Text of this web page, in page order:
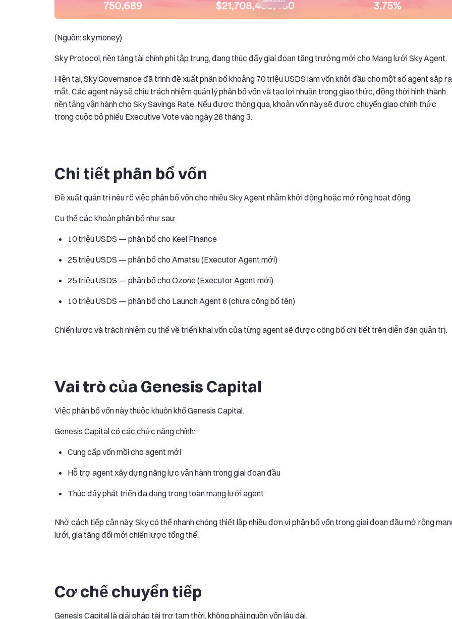
(Nguồn: sky.money)
Sky Protocol, nền tảng tài chính phi tập trung, đang thúc đẩy giai đoạn tăng trưởng mới cho Mạng lưới Sky Agent.
Hiện tại, Sky Governance đã trình đề xuất phân bổ khoảng 70 triệu USDS làm vốn khởi đầu cho một số agent sắp ra
mắt. Các agent này sẽ chịu trách nhiệm quản lý phân bổ vốn và tạo lợi nhuận trong giao thức, đồng thời hình thành
nền tảng vận hành cho Sky Savings Rate. Nếu được thông qua, khoản vốn này sẽ được chuyển giao chính thức
trong cuộc bỏ phiếu Executive Vote vào ngày 26 tháng 3.
Chi tiết phân bổ vốn
Đề xuất quản trị nêu rõ việc phân bổ vốn cho nhiều Sky Agent nhằm khởi động hoặc mở rộng hoạt động.
Cụ thể các khoản phân bổ như sau:
10 triệu USDS — phân bổ cho Keel Finance
25 triệu USDS — phân bổ cho Amatsu (Executor Agent mới)
25 triệu USDS — phân bổ cho Ozone (Executor Agent mới)
10 triệu USDS — phân bổ cho Launch Agent 6 (chưa công bố tên)
Chiến lược và trách nhiệm cụ thể về triển khai vốn của từng agent sẽ được công bố chi tiết trên diễn đàn quản trị.
Vai trò của Genesis Capital
Việc phân bổ vốn này thuộc khuôn khổ Genesis Capital.
Genesis Capital có các chức năng chính:
Cung cấp vốn mồi cho agent mới
Hỗ trợ agent xây dựng năng lực vận hành trong giai đoạn đầu
Thúc đẩy phát triển đa dạng trong toàn mạng lưới agent
Nhờ cách tiếp cận này, Sky có thể nhanh chóng thiết lập nhiều đơn vị phân bổ vốn trong giai đoạn đầu mở rộng
lưới, gia tăng đổi mới chiến lược tổng thể.
Cơ chế chuyển tiếp
Genesis Capital là giải pháp tài trợ tạm thời, không phải nguồn vốn lâu dài.